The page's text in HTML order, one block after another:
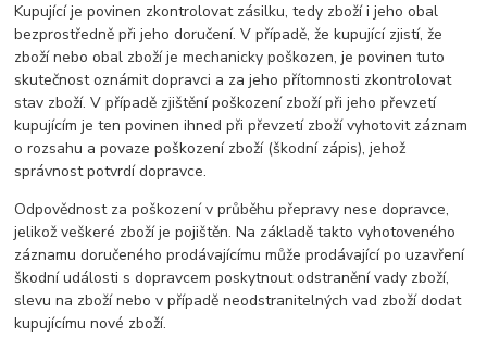
Kupující je povinen zkontrolovat zásilku, tedy zboží i jeho obal
bezprostředně při jeho doručení. V případě, že kupující zjistí, že
zboží nebo obal zboží je mechanicky poškozen, je povinen tuto
skutečnost oznámit dopravci a za jeho přítomnosti zkontrolovat
stav zboží. V případě zjištění poškození zboží při jeho převzetí
kupujícím je ten povinen ihned při převzetí zboží vyhotovit záznam
o rozsahu a povaze poškození zboží (škodní zápis), jehož
správnost potvrdí dopravce.
Odpovědnost za poškození v průběhu přepravy nese dopravce,
jelikož veškeré zboží je pojištěn. Na základě takto vyhotoveného
záznamu doručeného prodávajícímu může prodávající po uzavření
škodní události s dopravcem poskytnout odstranění vady zboží,
slevu na zboží nebo v případě neodstranitelných vad zboží dodat
kupujícímu nové zboží.